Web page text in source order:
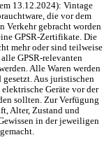
13.12.2024): Vintage
die vor dem
Verkehr gebracht worden
GPSR-Zertifikate. Die
mehr oder sind teilweise
GPSR-relevanten
Alle Waren werden
Aus juristischen
Geräte vor der
sollten. Zur Verfügung
Alter, Zustand und
in der jeweiligen